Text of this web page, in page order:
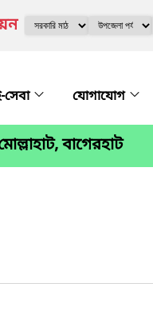
সেবা যোগাযোগ
বাগেরহাট